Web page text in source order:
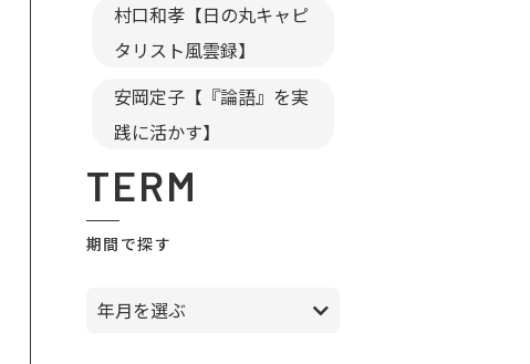
村口和孝【日の丸キャピ
タリスト風雲録】
安岡定子【『論語』を実
践に活かす】
TERM
期間で探す
年月を選ぶ